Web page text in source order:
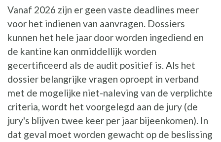
Vanaf 2026 zijn er geen vaste deadlines meer
voor het indienen van aanvragen. Dossiers
kunnen het hele jaar door worden ingediend en
de kantine kan onmiddellijk worden
gecertificeerd als de audit positief is. Als het
dossier belangrijke vragen oproept in verband
met de mogelijke niet-naleving van de verplichte
criteria, wordt het voorgelegd aan de jury (de
jury's blijven twee keer per jaar bijeenkomen). In
dat geval moet worden gewacht op de beslissing